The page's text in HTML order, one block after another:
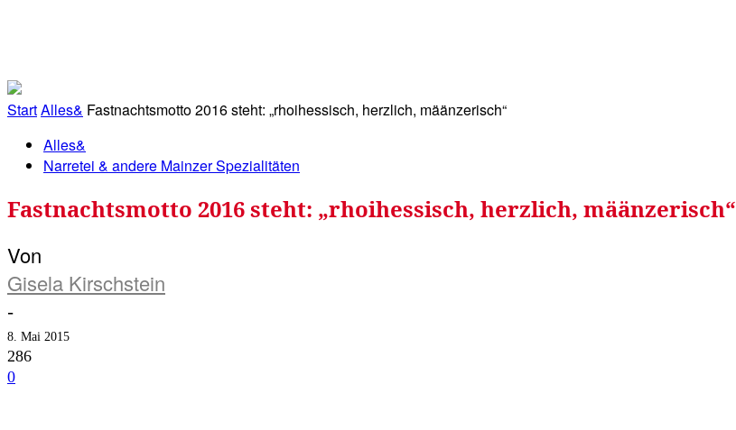
StartAlles& Fastnachtsmotto 2016 steht: „rhoihessisch, herzlich, määnzerisch“
Alles&
Narretei & andere Mainzer Spezialitäten
Fastnachtsmotto 2016 steht: „rhoihessisch, herzlich, määnzerisch“
Von
Gisela Kirschstein
-
8. Mai 2015
286
0